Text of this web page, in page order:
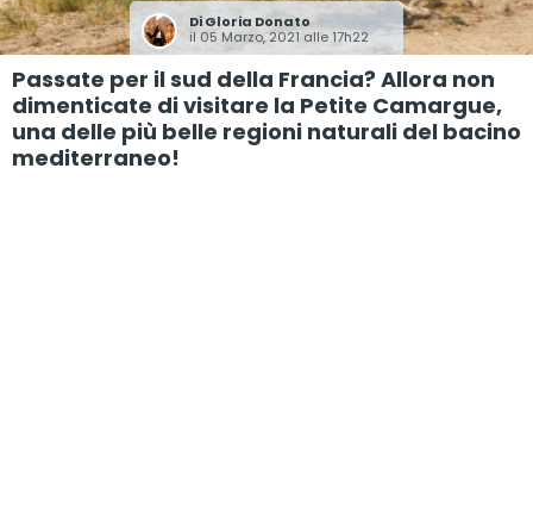
DiGloria Donato
il 05 Marzo, 2021 alle 17h22
Passate per il sud della Francia? Allora non
dimenticate di visitare la Petite Camargue,
una delle più belle regioni naturali del bacino
mediterraneo!